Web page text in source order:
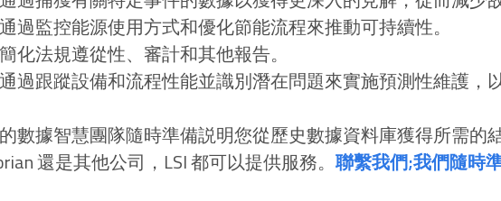
通過監控能源使用方式和優化節能流程來推動可持續性。
簡化法規遵從性、審計和其他報告。
通過跟蹤設備和流程性能並識別潛在問題來實施預測性維護，
數據智慧團隊隨時準備説明您從歷史數據資料庫獲得所需的
還是其他公司，LSI 都可以提供服務。 聯繫我們;我們隨時